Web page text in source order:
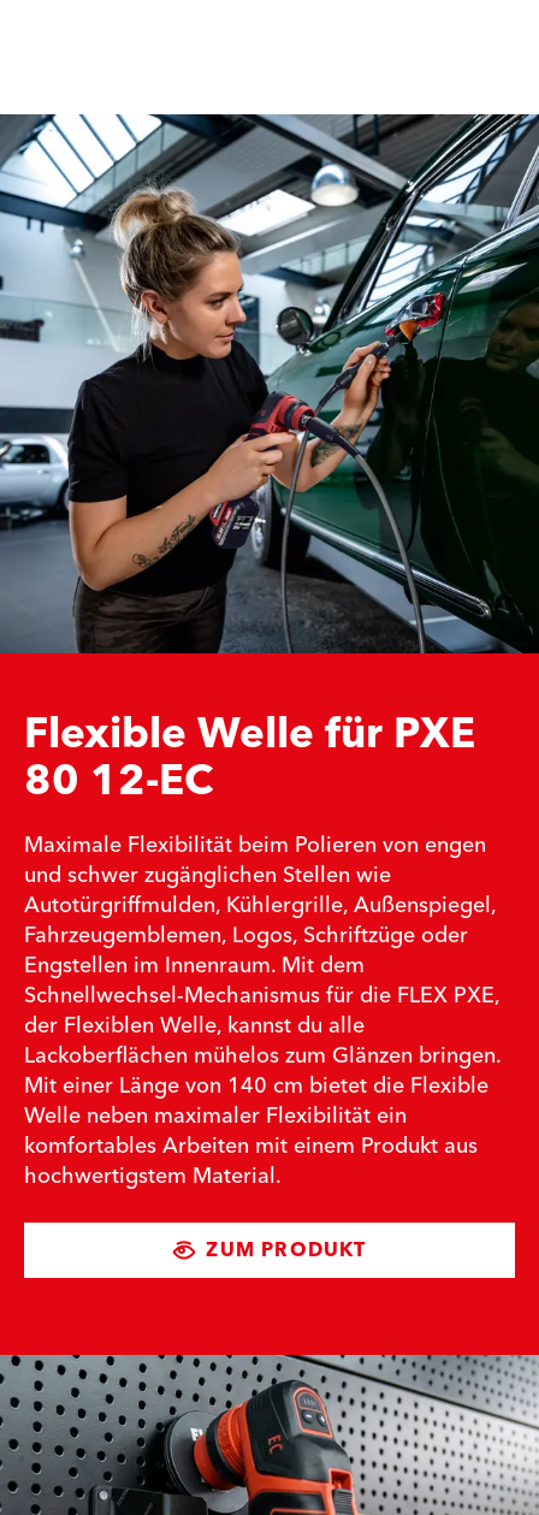
Flexible Welle für PXE
80 12-EC
Maximale Flexibilität beim Polieren von engen
und schwer zugänglichen Stellen wie
Autotürgriffmulden, Kühlergrille, Außenspiegel,
Fahrzeugemblemen, Logos, Schriftzüge oder
Engstellen im Innenraum. Mit dem
Schnellwechsel-Mechanismus für die FLEX PXE,
der Flexiblen Welle, kannst du alle
Lackoberflächen mühelos zum Glänzen bringen.
Mit einer Länge von 140 cm bietet die Flexible
Welle neben maximaler Flexibilität ein
komfortables Arbeiten mit einem Produkt aus
hochwertigstem Material.
ZUM PRODUKT